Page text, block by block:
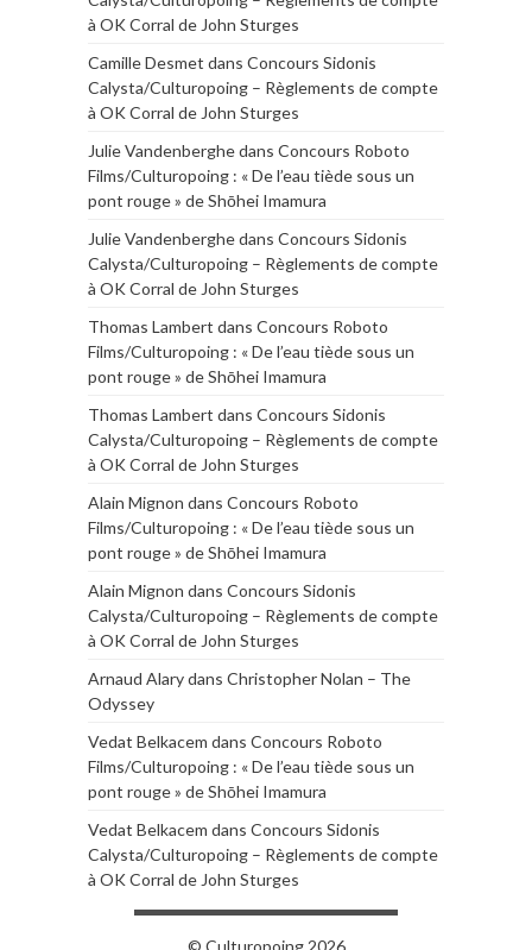
à OK Corral de John Sturges
Camille Desmet dans Concours Sidonis
Calysta/Culturopoing – Règlements de compte
à OK Corral de John Sturges
Julie Vandenberghedans Concours Roboto
Films/Culturopoing : « De l’eau tiède sous un
pont rouge » de Shōhei Imamura
Julie Vandenberghedans Concours Sidonis
Calysta/Culturopoing – Règlements de compte
à OK Corral de John Sturges
Thomas Lambert dans Concours Roboto
Films/Culturopoing : « De l’eau tiède sous un
pont rouge » de Shōhei Imamura
Thomas Lambert dans Concours Sidonis
Calysta/Culturopoing – Règlements de compte
à OK Corral de John Sturges
Alain Mignon dans Concours Roboto
Films/Culturopoing : « De l’eau tiède sous un
pont rouge » de Shōhei Imamura
Alain Mignon dans Concours Sidonis
Calysta/Culturopoing – Règlements de compte
à OK Corral de John Sturges
Arnaud Alarydans Christopher Nolan – The
Odyssey
Vedat Belkacem dans Concours Roboto
Films/Culturopoing : « De l’eau tiède sous un
pont rouge » de Shōhei Imamura
Vedat Belkacem dans Concours Sidonis
Calysta/Culturopoing – Règlements de compte
à OK Corral de John Sturges
© Culturopoing 2026